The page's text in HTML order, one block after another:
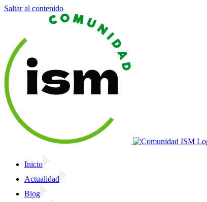
Saltar al contenido
Inicio
Actualidad
Blog